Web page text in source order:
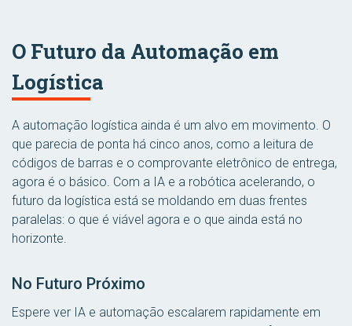
O Futuro da Automação em
Logística
A automação logística ainda é um alvo em movimento. O
que parecia de ponta há cinco anos, como a leitura de
códigos de barras e o comprovante eletrônico de entrega,
agora é o básico. Com a IA e a robótica acelerando, o
futuro da logística está se moldando em duas frentes
paralelas: o que é viável agora e o que ainda está no
horizonte.
No Futuro Próximo
Espere ver IA e automação escalarem rapidamente em